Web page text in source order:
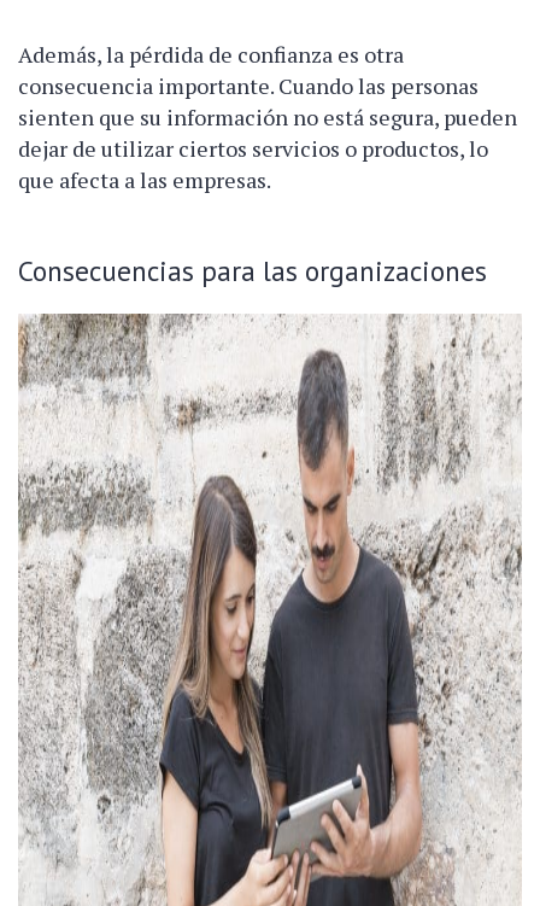
Además, la pérdida de confianza es otra
consecuencia importante. Cuando las personas
sienten que su información no está segura, pueden
dejar de utilizar ciertos servicios o productos, lo
que afecta a las empresas.
Consecuencias para las organizaciones